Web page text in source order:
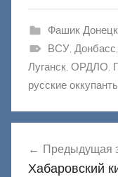
Фашик
ВСУ, Донбасс,
Луганск, ОРДЛО,
русские
по
Предыдущая
Хабаровский